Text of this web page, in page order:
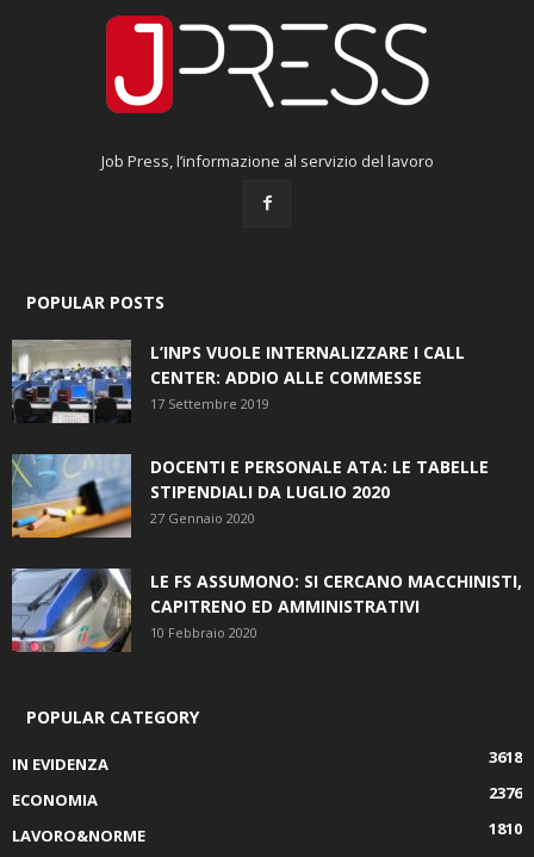
Job Press, l’informazione al servizio del lavoro
POPULAR POSTS
L’INPS VUOLE INTERNALIZZARE I CALL
CENTER: ADDIO ALLE COMMESSE
17 Settembre 2019
DOCENTI E PERSONALE ATA: LE TABELLE
STIPENDIALI DA LUGLIO 2020
27 Gennaio 2020
LE FS ASSUMONO: SI CERCANO MACCHINISTI,
CAPITRENO ED AMMINISTRATIVI
10 Febbraio 2020
POPULAR CATEGORY
IN EVIDENZA
3618
ECONOMIA
2376
LAVORO&NORME
1810